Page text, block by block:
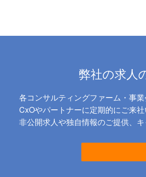
弊社の求人
各コンサルティングファーム・事
CxOやパートナーに定期的にご来
非公開求人や独自情報のご提供、